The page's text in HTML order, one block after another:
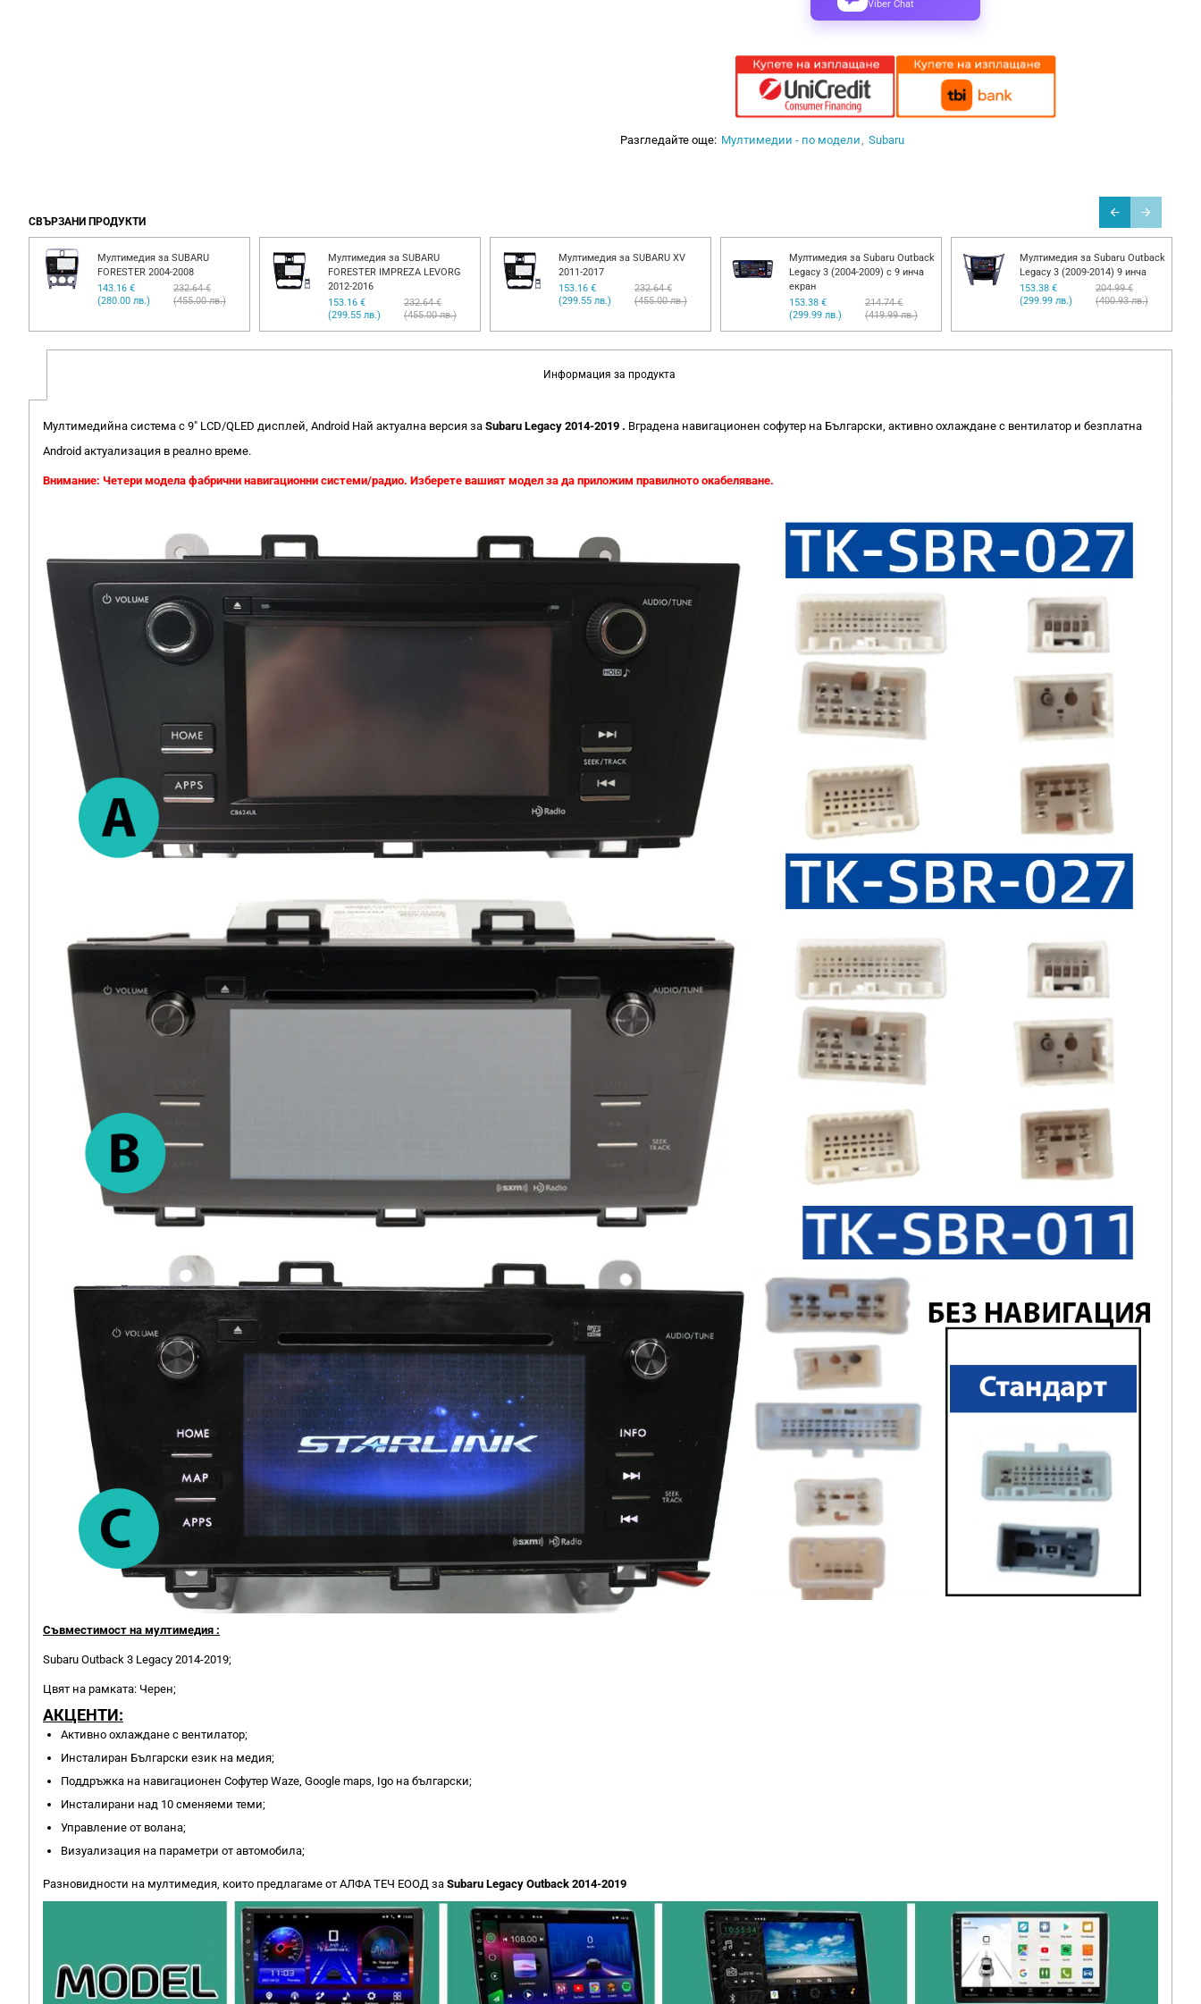
Viber Chat
Разгледайте още: Мултимедии - по модели Subaru
СВЪРЗАНИ ПРОДУКТИ
Мултимедия за SUBARU
FORESTER 2004-2008
143.16 €
(280.00 лв.)
232.64 €
(455.00 лв.)
Мултимедия за SUBARU
FORESTER IMPREZA LEVORG
2012-2016
153.16 €
(299.55 лв.)
232.64 €
(455.00 лв.)
Мултимедия за SUBARU XV
2011-2017
153.16 €
(299.55 лв.)
232.64 €
(455.00 лв.)
Мултимедия за Subaru Outback
Legacy 3 (2004-2009) с 9 инча
екран
153.38 €
(299.99 лв.)
214.74 €
(419.99 лв.)
Мултимедия за Subaru Outback
Legacy 3 (2009-2014) 9 инча
153.38 €
(299.99 лв.)
204.99 €
(400.93 лв.)
Информация за продукта
Мултимедийна система с 9" LCD/QLED дисплей, Android Най актуална версия за Subaru Legacy 2014-2019 . Вградена навигационен софутер на Български, активно охлаждане с вентилатор и безплатна
Android актуализация в реално време.
Внимание: Четери модела фабрични навигационни системи/радио. Изберете вашият модел за да приложим правилното окабеляване.
Съвместимост на мултимедия :
Subaru Outback 3 Legacy 2014-2019;
Цвят на рамката: Черен;
АКЦЕНТИ:
Активно охлаждане с вентилатор;
Инсталиран Български език на медия;
Поддръжка на навигационен Софутер Waze, Google maps, Igo на български;
Инсталирани над 10 сменяеми теми;
Управление от волана;
Визуализация на параметри от автомобила;
Разновидности на мултимедия, които предлагаме от АЛФА ТЕЧ ЕООД за Subaru Legacy Outback 2014-2019